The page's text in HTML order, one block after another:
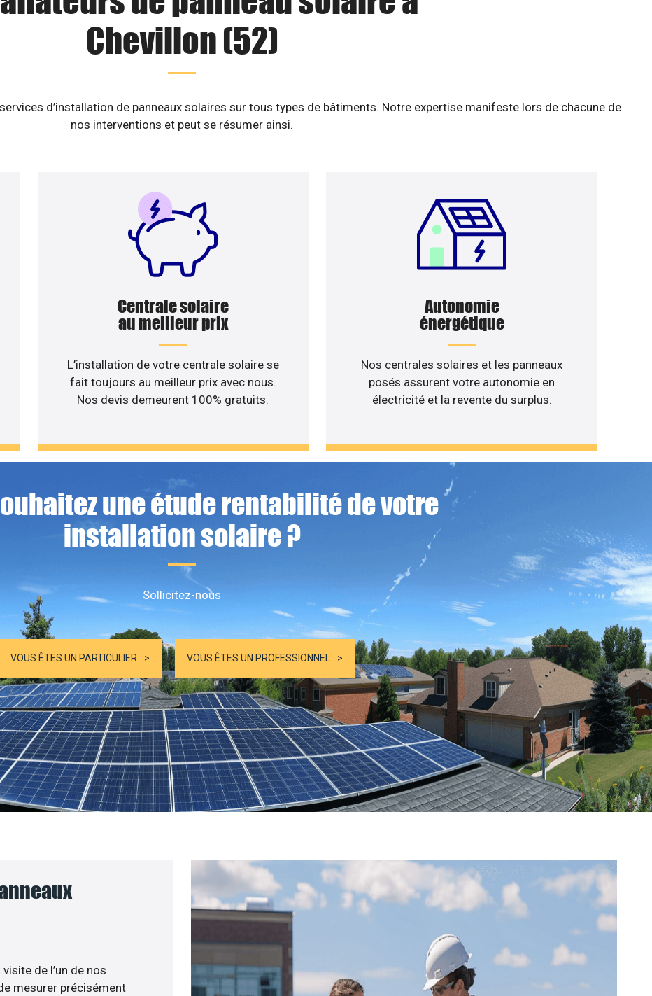
Chevillon (52)
d’installation de panneaux solaires sur tous types de bâtiments. Notre expertise manifeste lors de chacune de
nos interventions et peut se résumer ainsi.
Centrale solaire
au meilleur prix
L’installation de votre centrale solaire se
fait toujours au meilleur prix avec nous.
Nos devis demeurent 100% gratuits.
Autonomie
énergétique
Nos centrales solaires et les panneaux
posés assurent votre autonomie en
électricité et la revente du surplus.
une étude rentabilité de votre
installation solaire ?
Sollicitez-nous
VOUS ÊTES UN PARTICULIER VOUS ÊTES UN PROFESSIONNEL
de l’un de nos
mesurer précisément